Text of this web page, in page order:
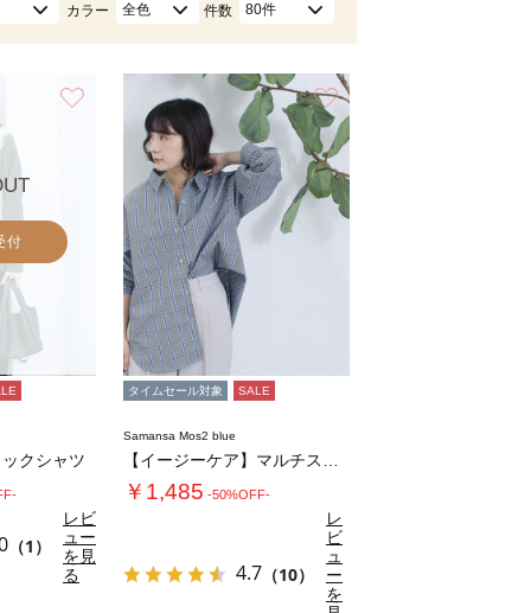
カラー 全色 件数 80件
付
クシャツ
（1）
レビ
ュー
を見
る
お気に入り
タイムセール対象 SALE
Samansa Mos2 blue
￥1,485 -50%OFF-
4.7 （10）
レ
ビ
ュ
ー
を